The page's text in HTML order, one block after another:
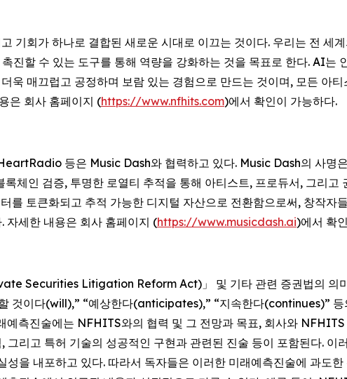
기회가 하나로 결합된 새로운 시대로 이끄는 것이다. 우리는 전 세
진할 수 있는 도구를 통해 역량을 강화하는 것을 목표로 한다. AI는
욱 매끄럽고 공정하며 보람 있는 경험으로 만드는 것이며, 모든 아
은 회사 홈페이지 (https://www.nfhits.com)에서 확인이 가능하다.
등은 Music Dash와 협력하고 있다. Music Dash의 사명은
체인 검증, 투명한 로열티 추적을 통해 아티스트, 프로듀서, 그리
를 토큰화되고 추적 가능한 디지털 자산으로 전환함으로써, 창작자
자세한 내용은 회사 홈페이지 (https://www.musicdash.ai)에서 확
Securities Litigation Reform Act)」 및 기타 관련 증권법의
것이다(will),” “예상한다(anticipates),” “지속한다(continues)” 등
예측진술에는 NFHITS와의 협력 및 그 전망과 목표, 회사와
리고 특허 기술의 성공적인 구현과 관련된 진술 등이 포함된다. 이
을 내포하고 있다. 따라서 독자들은 이러한 미래예측진술에 과도